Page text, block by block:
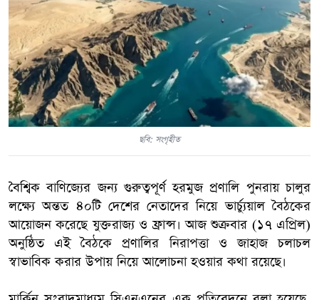
ছবি: সংগৃহীত
বৈশ্বিক বাণিজ্যের জন্য গুরুত্বপূর্ণ হরমুজ প্রণালি পুনরায় চালুর
লক্ষ্যে অন্তত ৪০টি দেশের নেতাদের নিয়ে ভার্চ্যুয়াল বৈঠকের
আয়োজন করেছে যুক্তরাজ্য ও ফ্রান্স। আজ শুক্রবার (১৭ এপ্রিল)
অনুষ্ঠিত এই বৈঠকে প্রণালির নিরাপত্তা ও জাহাজ চলাচল
স্বাভাবিক করার উপায় নিয়ে আলোচনা হওয়ার কথা রয়েছে।